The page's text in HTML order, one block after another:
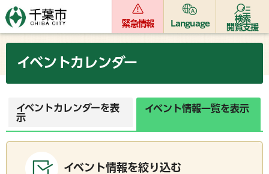
緊急情報 Language
検索
閲覧支援
イベントカレンダー
イベントカレンダーを表
示
イベント情報一覧を表示
イベント情報を絞り込む